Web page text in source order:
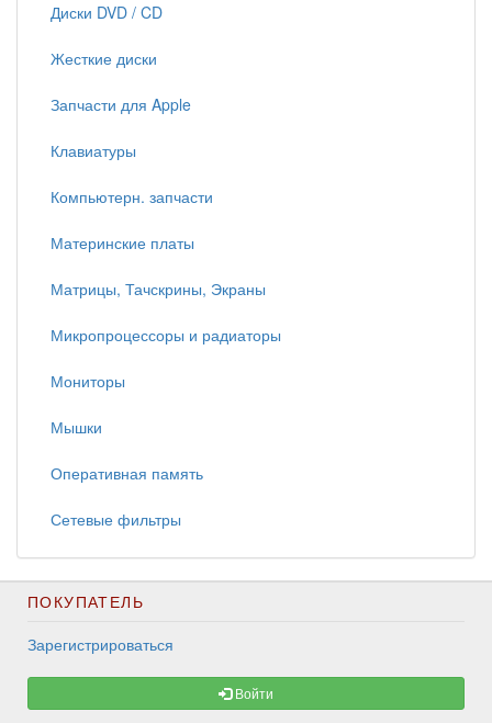
Диски DVD / CD
Жесткие диски
Запчасти для Apple
Клавиатуры
Компьютерн. запчасти
Материнские платы
Матрицы, Тачскрины, Экраны
Микропроцессоры и радиаторы
Мониторы
Мышки
Оперативная память
Сетевые фильтры
ПОКУПАТЕЛЬ
Зарегистрироваться
Войти